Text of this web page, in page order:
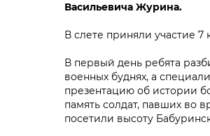
Васильевича Журина.
В слете приняли участие 7
В первый день ребята
военных буднях, а
презентацию об истории
память солдат, павших во
посетили высоту